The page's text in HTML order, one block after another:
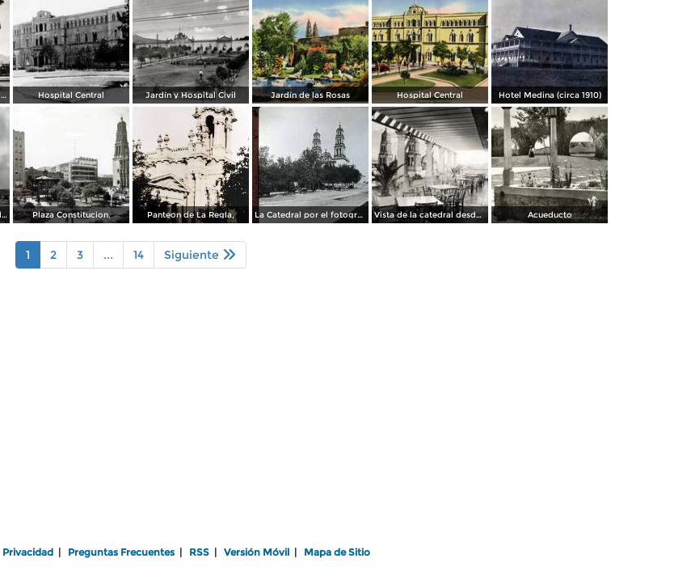
Monumento a los generales de la División del Norte Hospital Central Jardín y Hospital Civil Jardín de las Rosas Hospital Central Hotel Medina (circa 1910)
La Penitenciaria del estado. Plaza Constitucion. Panteon de La Regla, La Catedral por el fotografo William H. Rau.. Vista de la catedral desde el Hotel Palacio Hilton Acueducto
1 2 3 ... 14 Siguiente
Privacidad Preguntas Frecuentes RSS Versión Móvil Mapa de Sitio